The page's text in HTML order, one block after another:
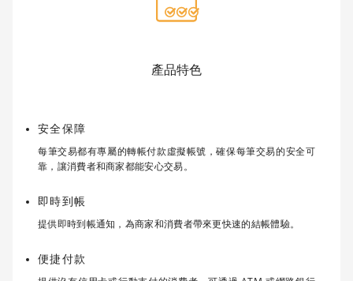
產品特色
安全保障
每筆交易都有專屬的轉帳付款虛擬帳號，確保每筆交易的安全可
靠，讓消費者和商家都能安心交易。
即時到帳
提供即時到帳通知，為商家和消費者帶來更快速的結帳體驗。
便捷付款